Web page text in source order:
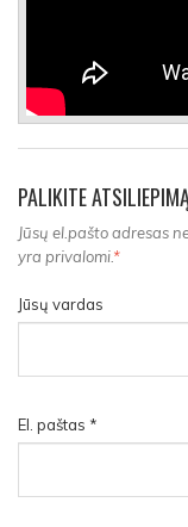
PALIKITE
Jūsų el.pašto adresas
yra privalomi.*
Jūsų vardas
El. paštas *